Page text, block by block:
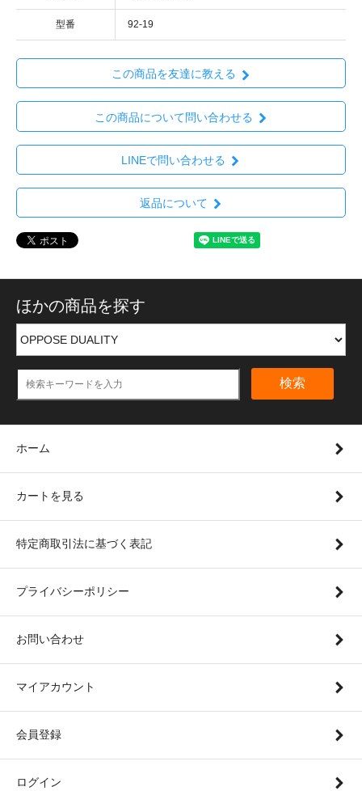
型番 92-19
この商品を友達に教える
この商品について問い合わせる
LINEで問い合わせる
返品について
ほかの商品を探す
検索
ホーム
カートを見る
特定商取引法に基づく表記
プライバシーポリシー
お問い合わせ
マイアカウント
会員登録
ログイン